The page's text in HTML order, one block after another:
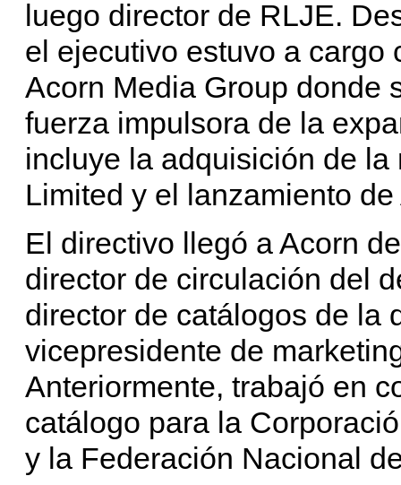
luego director de RLJE.
el ejecutivo estuvo a cargo
Acorn Media Group donde
fuerza impulsora de la
incluye la adquisición de
Limited y el lanzamiento de
El directivo llegó a Acorn
director de circulación del
director de catálogos de la
vicepresidente de
Anteriormente, trabajó en
catálogo para la
y la Federación Nacional